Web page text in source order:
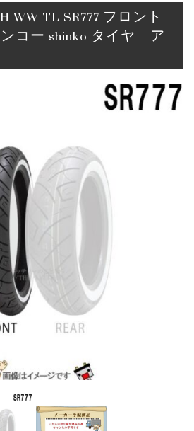
WW TL SR777 フロント
コー shinko タイヤ ア